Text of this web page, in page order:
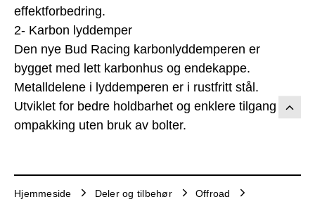
effektforbedring.
2- Karbon lyddemper
Den nye Bud Racing karbonlyddemperen er
bygget med lett karbonhus og endekappe.
Metalldelene i lyddemperen er i rustfritt stål.
Utviklet for bedre holdbarhet og enklere tilgang for
ompakking uten bruk av bolter.
Hjemmeside Deler og tilbehør
Offroad